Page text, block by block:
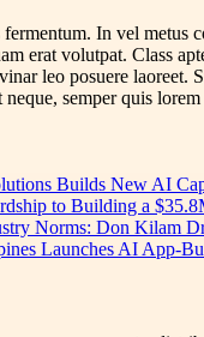
In vel metus
erat volutpat. Class
leo posuere laoreet.
semper quis
Builds New AI
to Building a
Norms: Don Kilam
Launches AI App-